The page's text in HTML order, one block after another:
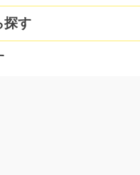
部品を機械にセットして組
い…
上）
探す